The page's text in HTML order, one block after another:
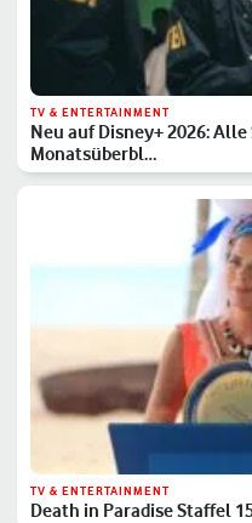
TV & ENTERTAINMENT
Neu auf Disney+ 2026:
Monatsüberbl…
TV & ENTERTAINMENT
Death in Paradise Staffel